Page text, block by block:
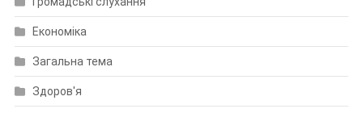
Економіка
Загальна тема
Здоров'я